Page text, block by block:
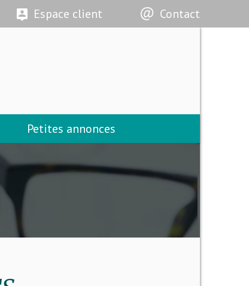
Espace client Contact
Petites annonces